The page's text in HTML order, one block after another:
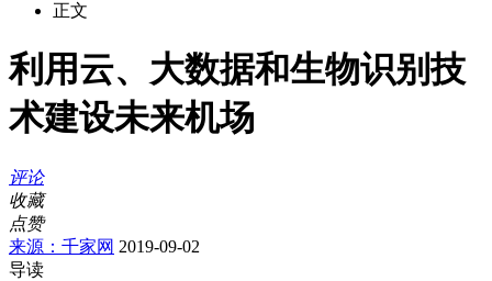
正文
利用云、大数据和生物识别技
术建设未来机场
评论
收藏
点赞
来源：千家网 2019-09-02
导读